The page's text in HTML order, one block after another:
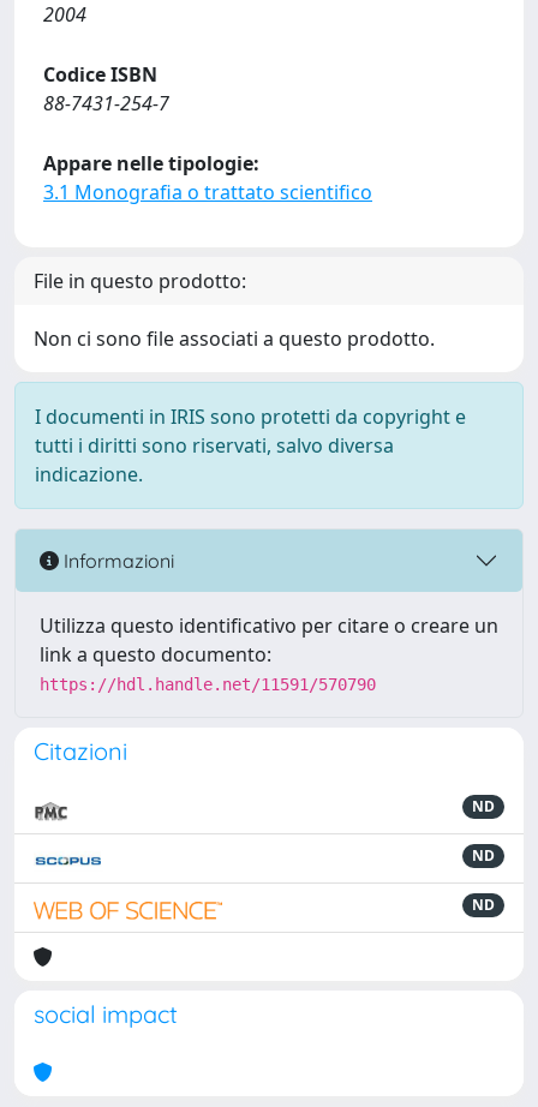
2004
Codice ISBN
88-7431-254-7
Appare nelle tipologie:
3.1 Monografia o trattato scientifico
File in questo prodotto:
Non ci sono file associati a questo prodotto.
I documenti in IRIS sono protetti da copyright e
tutti i diritti sono riservati, salvo diversa
indicazione.
Informazioni
Utilizza questo identificativo per citare o creare un
link a questo documento:
https://hdl.handle.net/11591/570790
Citazioni
ND
ND
ND
social impact